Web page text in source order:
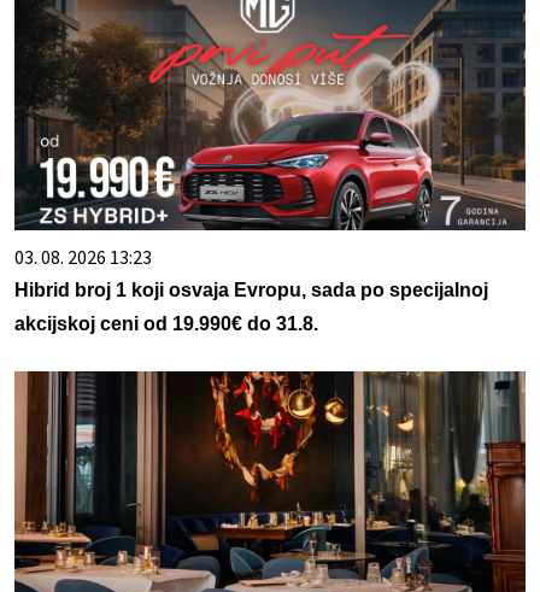
03. 08. 2026 13:23
Hibrid broj 1 koji osvaja Evropu, sada po specijalnoj
akcijskoj ceni od 19.990€ do 31.8.